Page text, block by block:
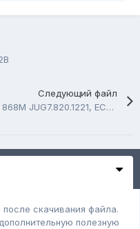
Следующий файл
FUSION FLTV-29L13B, 868M JUG7.820.1221, ECG290MA-LZ2(RP)
скачивания файла.
полезную